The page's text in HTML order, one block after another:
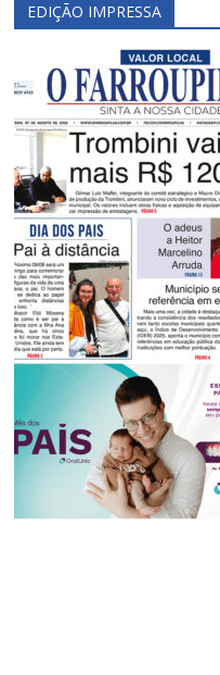
EDIÇÃO IMPRESSA